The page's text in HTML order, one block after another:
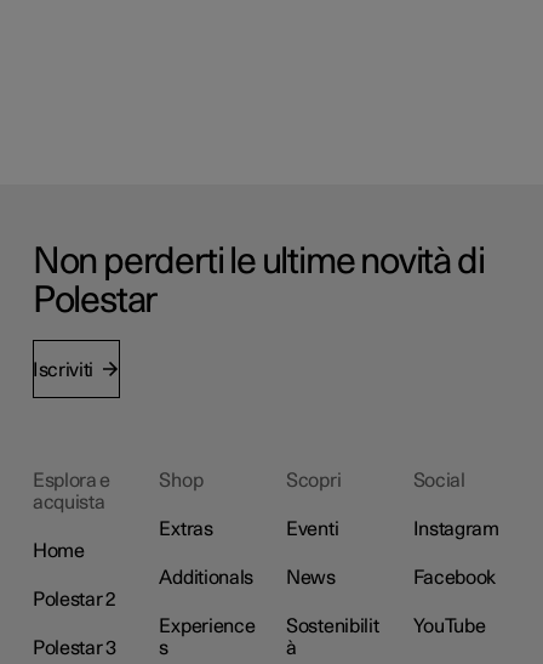
Non perderti le ultime novità di
Polestar
Iscriviti
Esplora e
acquista
Home
Polestar 2
Polestar 3
Shop
Extras
Additionals
Experience
s
Scopri
Eventi
News
Sostenibilit
à
Social
Instagram
Facebook
YouTube